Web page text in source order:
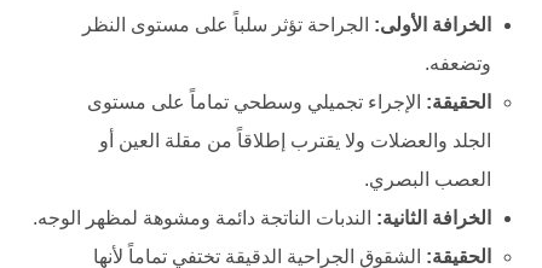
الخرافة الأولى: الجراحة تؤثر سلباً على مستوى النظر
وتضعفه.
الحقيقة: الإجراء تجميلي وسطحي تماماً على مستوى
الجلد والعضلات ولا يقترب إطلاقاً من مقلة العين أو
العصب البصري.
الخرافة الثانية: الندبات الناتجة دائمة ومشوهة لمظهر الوجه.
الحقيقة: الشقوق الجراحية الدقيقة تختفي تماماً لأنها